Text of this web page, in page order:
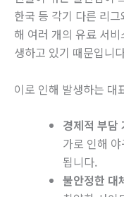
한국 등 각기 다른 리
해 여러 개의 유료 서
생하고 있기 때문입니
이로 인해 발생하는 대
경제적 부담
가로 인해
됩니다.
불안정한 대